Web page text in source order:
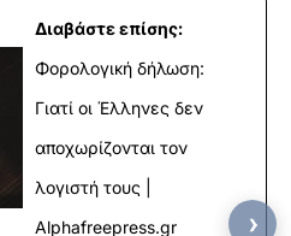
Διαβάστε επίσης:
Φορολογική δήλωση:
Γιατί οι Έλληνες δεν
αποχωρίζονται τον
λογιστή τους |
Alphafreepress.gr
›